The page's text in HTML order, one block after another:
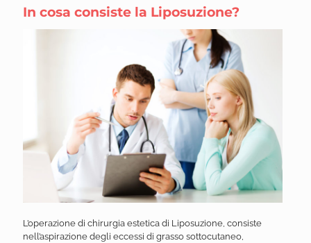
In cosa consiste la Liposuzione?
L’operazione di chirurgia estetica di Liposuzione, consiste
nell’aspirazione degli eccessi di grasso sottocutaneo,